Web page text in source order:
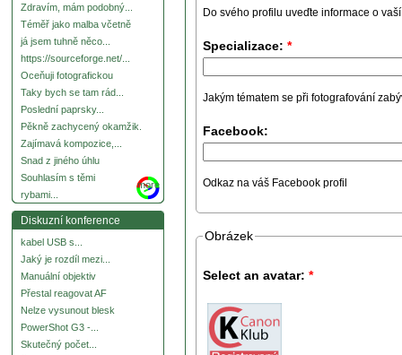
Zdravím, mám podobný...
Téměř jako malba včetně
já jsem tuhně něco...
https://sourceforge.net/...
Oceňuji fotografickou
Taky bych se tam rád...
Poslední paprsky...
Pěkně zachycený okamžik.
Zajímavá kompozice,...
Snad z jiného úhlu
Souhlasím s těmi
rybami...
more
Diskuzní konference
kabel USB s...
Jaký je rozdíl mezi...
Manuální objektiv
Přestal reagovat AF
Nelze vysunout blesk
PowerShot G3 -...
Skutečný počet...
Do svého profilu uveďte informace o
Specializace: *
Jakým tématem se při fotografování
Facebook:
Odkaz na váš Facebook profil
Obrázek
Select an avatar: *